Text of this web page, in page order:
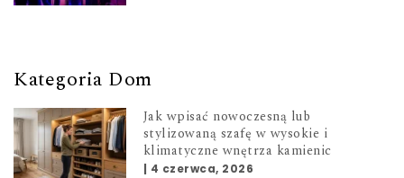
Kategoria Dom
Jak wpisać nowoczesną lub
stylizowaną szafę w wysokie i
klimatyczne wnętrza kamienic
| 4 czerwca, 2026